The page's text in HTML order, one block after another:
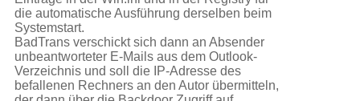
die automatische Ausführung derselben beim
Systemstart.
BadTrans verschickt sich dann an Absender
unbeantworteter E-Mails aus dem Outlook-
Verzeichnis und soll die IP-Adresse des
befallenen Rechners an den Autor übermitteln,